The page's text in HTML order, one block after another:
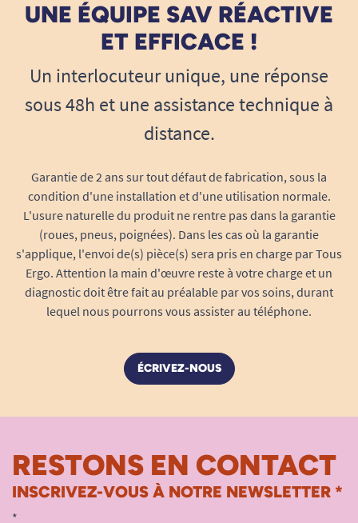
UNE ÉQUIPE SAV RÉACTIVE
ET EFFICACE !
Un interlocuteur unique, une réponse
sous 48h et une assistance technique à
distance.
Garantie de 2 ans sur tout défaut de fabrication, sous la
condition d'une installation et d'une utilisation normale.
L'usure naturelle du produit ne rentre pas dans la garantie
(roues, pneus, poignées). Dans les cas où la garantie
s'applique, l'envoi de(s) pièce(s) sera pris en charge par Tous
Ergo. Attention la main d'œuvre reste à votre charge et un
diagnostic doit être fait au préalable par vos soins, durant
lequel nous pourrons vous assister au téléphone.
ÉCRIVEZ-NOUS
RESTONS EN CONTACT
INSCRIVEZ-VOUS À NOTRE NEWSLETTER *
*